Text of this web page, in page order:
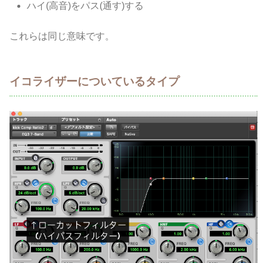
ハイ(高音)をパス(通す)する
これらは同じ意味です。
イコライザーについているタイプ